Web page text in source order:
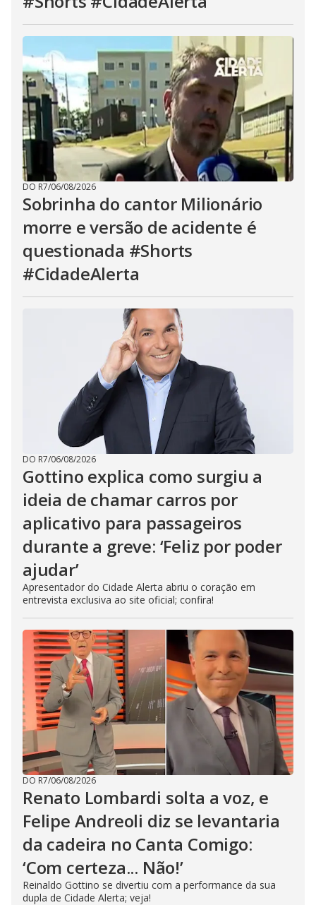
DO R7/06/08/2026
Sobrinha do cantor Milionário
morre e versão de acidente é
questionada #Shorts
#CidadeAlerta
DO R7/06/08/2026
Gottino explica como surgiu a
ideia de chamar carros por
aplicativo para passageiros
durante a greve: ‘Feliz por poder
ajudar’
Apresentador do Cidade Alerta abriu o coração em
entrevista exclusiva ao site oficial; confira!
DO R7/06/08/2026
Renato Lombardi solta a voz, e
Felipe Andreoli diz se levantaria
da cadeira no Canta Comigo:
‘Com certeza... Não!’
Reinaldo Gottino se divertiu com a performance da sua
dupla de Cidade Alerta; veja!